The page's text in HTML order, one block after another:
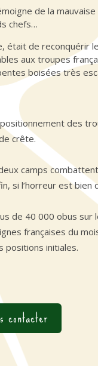
de la
chefs…
était de reconquérir
aux troupes
boisées très
des
crête.
camps
si l’horreur est
de 40 000 obus
françaises du
positions initiales.
contacter